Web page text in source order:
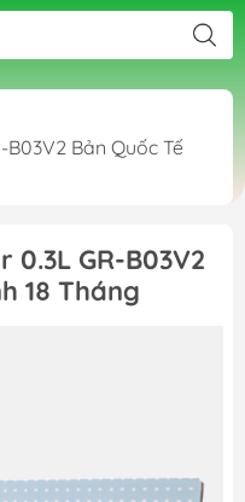
Bản Quốc Tế
0.3L GR-B03V2
18 Tháng